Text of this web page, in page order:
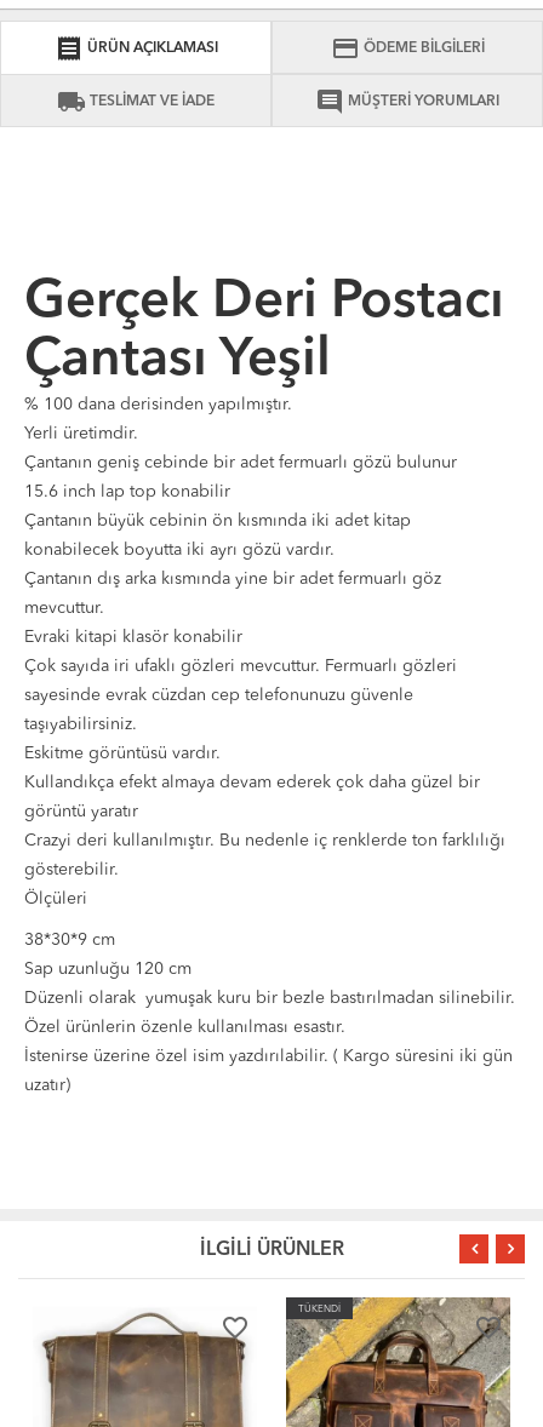
receipt ÜRÜN AÇIKLAMASI credit_card ÖDEME BİLGİLERİ
local_shipping TESLİMAT VE İADE comment MÜŞTERİ YORUMLARI
Gerçek Deri Postacı
Çantası Yeşil
% 100 dana derisinden yapılmıştır.
Yerli üretimdir.
Çantanın geniş cebinde bir adet fermuarlı gözü bulunur
15.6 inch lap top konabilir
Çantanın büyük cebinin ön kısmında iki adet kitap
konabilecek boyutta iki ayrı gözü vardır.
Çantanın dış arka kısmında yine bir adet fermuarlı göz
mevcuttur.
Evraki kitapi klasör konabilir
Çok sayıda iri ufaklı gözleri mevcuttur. Fermuarlı gözleri
sayesinde evrak cüzdan cep telefonunuzu güvenle
taşıyabilirsiniz.
Eskitme görüntüsü vardır.
Kullandıkça efekt almaya devam ederek çok daha güzel bir
görüntü yaratır
Crazyi deri kullanılmıştır. Bu nedenle iç renklerde ton farklılığı
gösterebilir.
Ölçüleri
38*30*9 cm
Sap uzunluğu 120 cm
Düzenli olarak yumuşak kuru bir bezle bastırılmadan silinebilir.
Özel ürünlerin özenle kullanılması esastır.
İstenirse üzerine özel isim yazdırılabilir. ( Kargo süresini iki gün
uzatır)
İLGİLİ ÜRÜNLER
favorite_border
TÜKENDİ
favorite_border